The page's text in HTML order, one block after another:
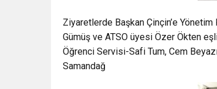
Ziyaretlerde Başkan Çinçin’e
Gümüş ve ATSO üyesi Özer Ökten
Öğrenci Servisi-Safi Tum, Cem
Samandağ